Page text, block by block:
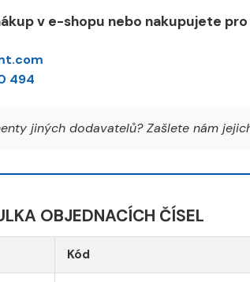
v e-shopu nebo nakupujete
494
jiných dodavatelů? Zašlete nám
OBJEDNACÍCH ČÍSEL
Kód